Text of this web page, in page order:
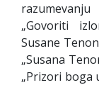
„Govoriti
Susane
„Susana
„Prizori boga